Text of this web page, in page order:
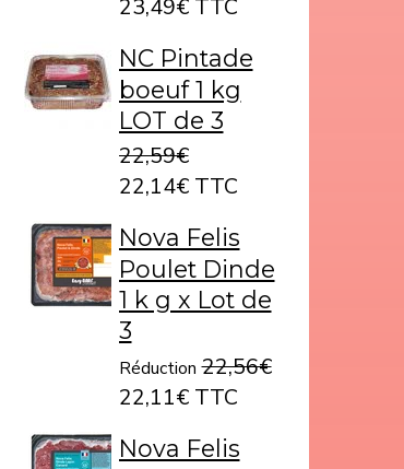
23,49€ TTC
NC Pintade
boeuf 1 kg
LOT de 3
22,59€
22,14€ TTC
Nova Felis
Poulet Dinde
1 k g x Lot de
3
Réduction 22,56€
22,11€ TTC
Nova Felis